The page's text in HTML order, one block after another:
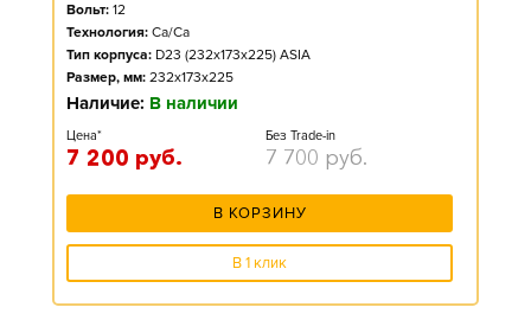
Вольт: 12
Технология: Ca/Ca
Тип корпуса: D23 (232x173x225) ASIA
Размер, мм: 232x173x225
Наличие: В наличии
Цена*
7 200 руб.
Без Trade-in
7 700 руб.
В КОРЗИНУ
В 1 клик